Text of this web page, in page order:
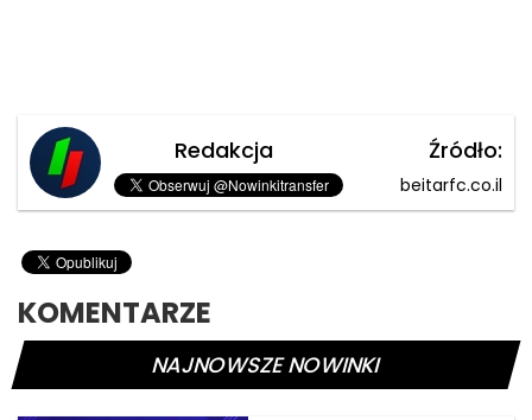
Redakcja Źródło:
beitarfc.co.il
KOMENTARZE
NAJNOWSZE NOWINKI